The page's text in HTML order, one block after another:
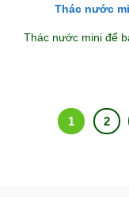
Thác nước
Thác nước mini để
1 2